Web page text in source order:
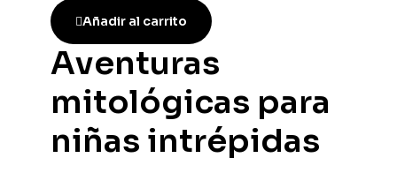
Añadir al carrito
Aventuras
mitológicas para
niñas intrépidas